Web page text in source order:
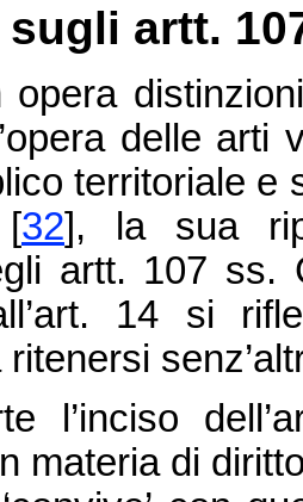
artt.
opera
delle arti
territoriale e
[32], la sua
artt. 107 ss.
14 si
l’inciso
materia di